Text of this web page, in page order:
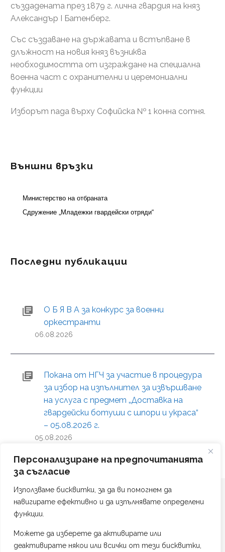
Персонализиране на предпочитанията
за съгласие
Използваме бисквитки, за да ви помогнем да
навигирате ефективно и да изпълнявате определени
функции.
Можете да изберете да активирате или
деактивирате някои или всички от тези бисквитки,
създадената през 1879 г. лична гвардия на княз
Александър І Батенберг.
Със създаване на държавата и встъпване в
длъжност на новия княз възниква
необходимостта от изграждане на специална
военна част с охранителни и церемониални
функции
Изборът пада върху Софийска № 1 конна сотня.
Външни връзки
Министерство на отбраната
Сдружение „Младежки гвардейски отряди“
Последни публикации
О Б Я В А за конкурс за военни
оркестранти
06.08.2026
Покана от НГЧ за участие в процедура
за избор на изпълнител за извършване
на услуга с предмет „Доставка на
гвардейски ботуши с шпори и украса“
– 05.08.2026 г.
05.08.2026
Политика на поверителност